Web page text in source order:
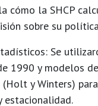
cómo la SHCP
sobre su
Se
1990 y modelos
(Holt y Winters)
estacionalidad.